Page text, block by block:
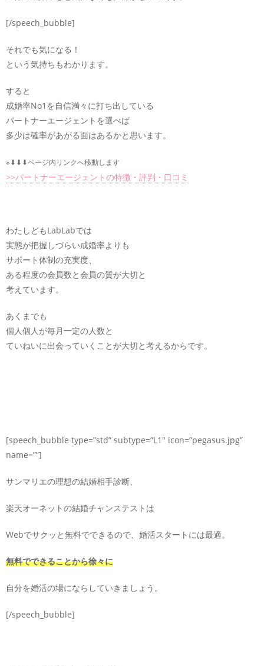
[/speech_bubble]
それでも気になる！
という気持ちもわかります。
すると
成婚率No1を自信満々に打ち出している
パートナーエージェントを選べば
多少は確率があがる面はあるかと思います。
※⬇︎⬇︎⬇︎ページ内リンクへ移動します
>>パートナーエージェントの特徴・評判・口コミ
わたしどもLabLabでは
実態が把握しづらい成婚率よりも
サポート体制の充実度、
ある程度の会員数と会員の質が大切と
考えています。
あくまでも
個人個人が毎月一定の人数と
ていねいに出会っていくことが大切と考えるからです。
[speech_bubble type=”std” subtype=”L1″ icon=”pegasus.jpg”
name=””]
サンマリエの理想の結婚相手診断、
楽天オーネットの結婚チャンステストは
Webでサクッと無料でできるので、婚活スタートには最適。
無料でできることから徐々に
自分を婚活の場にならしていきましょう。
[/speech_bubble]